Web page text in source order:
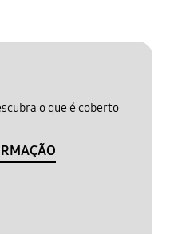
o que é coberto